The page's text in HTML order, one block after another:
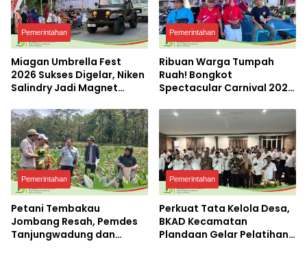
Pemerintahan
Miagan Umbrella Fest
2026 Sukses Digelar, Niken
Salindry Jadi Magnet
Pemerintahan
Ribuan Warga Tumpah
Ruah! Bongkot
Spectacular Carnival 2026
Terbesar di Peterongan
Pemerintahan
Petani Tembakau
Jombang Resah, Pemdes
Tanjungwadung dan
Pemerintahan
Perkuat Tata Kelola Desa,
BKAD Kecamatan
Plandaan Gelar Pelatihan